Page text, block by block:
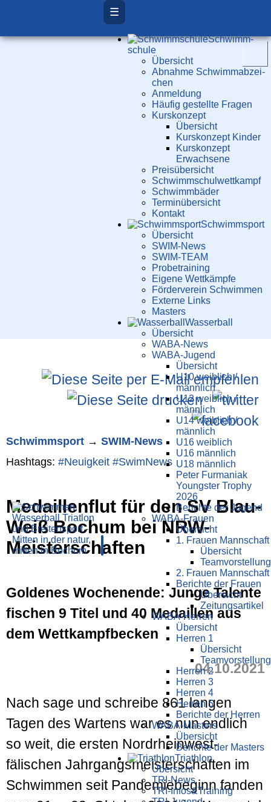
☰
Schwimm­
schule
Übersicht
Ab­nah­me Schwimm­ab­zei­
chen
Anmeldung
Häufig gestellte Fragen
Kurs­konzept
Übersicht
Kurskonzept Kinder
Kurskonzept
Erwachsene
Preis­über­sicht
Schwimm­schul­wett­kampf
Schwimm­bäder
Terminübersicht
Kontakt
Schwimm­sport
Übersicht
SWIM-News
SWIM-TEAM
Probe­training
Eigene Wettkämpfe
Förderverein Schwimmen
Externe Links
Masters
Wasser­ball
Übersicht
WABA-News
WABA-Jugend
Übersicht
U10 weiblich /
männlich
U12 weiblich /
männlich
U14 weiblich /
männlich
U16 weiblich
U16 männlich
U18 männlich
Peter Furmaniak
Youngster Trophy
2026
Berichte der Jugend
WABA-Frauen
Übersicht
1. Frauen Mannschaft
Übersicht
Teamvorstellung
2. Frauen Mannschaft
Berichte der Frauen
Übersicht
Zeitungsartikel
WABA-Herren
Übersicht
Herren 1
Übersicht
Teamvorstellung
Herren 2
Herren 3
Herren 4
Herren 5
Berichte der Herren
WABA-Masters
Übersicht
Berichte der Masters
Triathlon
Übersicht
TRI-News
TRI-Infos&Training
Schwimm­sport → SWIM-News
Hashtags: #Neuigkeit #SwimNews
Medaillen­flut für den SV Blau-
Weiß Bochum bei NRW-
Meister­schaften
Goldenes Wochenende: Junge Talente
fischen 9 Titel und 40 Medaillen aus
dem Wettkampfbecken
04.10.2021
Nach sage und schreibe 861 langen
Tagen des Wartens war es nun endlich
so weit, die ersten Nord­rhein­west­
fälischen Jahr­gangs­meister­schaften im
Schwimmen seit Pandemie­beginn fanden